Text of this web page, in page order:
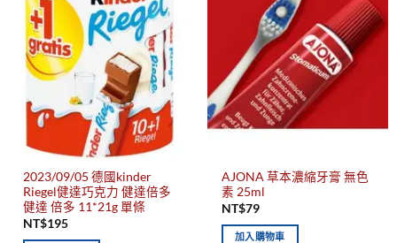
2023/09/05 德國kinder
Riegel健達巧克力 健達倍多
健達 倍多 11*21g 單條
NT$195
AJONA 草本濃縮牙膏 無色
素 25ml
NT$79
加入購物車